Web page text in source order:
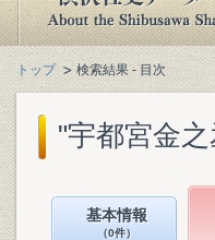
トップ 検索結果 - 目次
"宇都宮金
基本情報
（0件）